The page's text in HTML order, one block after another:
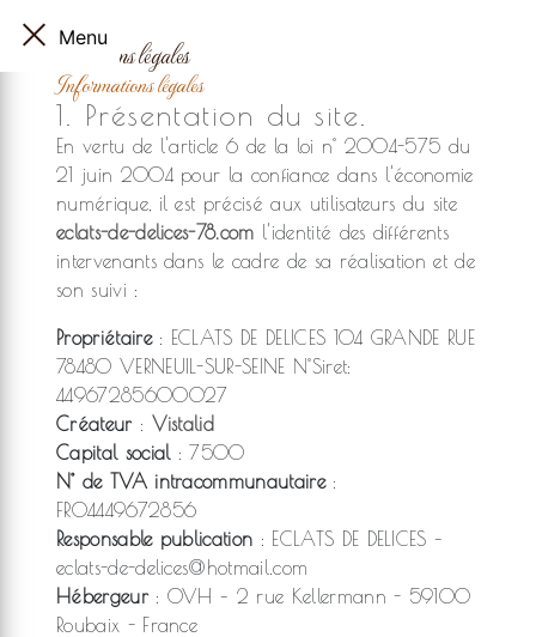
Menu
Mentions légales
Informations légales
1. Présentation du site.
En vertu de l'article 6 de la loi n° 2004-575 du
21 juin 2004 pour la confiance dans l'économie
numérique, il est précisé aux utilisateurs du site
eclats-de-delices-78.com l'identité des différents
intervenants dans le cadre de sa réalisation et de
son suivi :
Propriétaire: ECLATS DE DELICES 104 GRANDE RUE
78480 VERNEUIL-SUR-SEINE N°Siret:
44967285600027
Créateur: Vistalid
Capital social: 7500
N° de TVA intracommunautaire:
FR04449672856
Responsable publication : ECLATS DE DELICES –
eclats-de-delices@hotmail.com
Hébergeur: OVH – 2 rue Kellermann - 59100
Roubaix - France